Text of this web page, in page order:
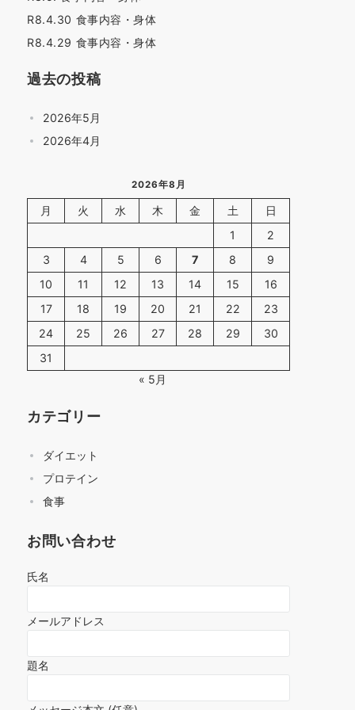
R8.4.30 食事内容・身体
R8.4.29 食事内容・身体
過去の投稿
2026年5月
2026年4月
2026年8月
月 火 水 木 金 土
日
1
2
3
4 5 6 7 8
9
10
11 12 13 14 15
16
17
18 19 20 21 22
23
24
25 26 27 28 29
30
31
« 5月
カテゴリー
ダイエット
プロテイン
食事
お問い合わせ
氏名
メールアドレス
題名